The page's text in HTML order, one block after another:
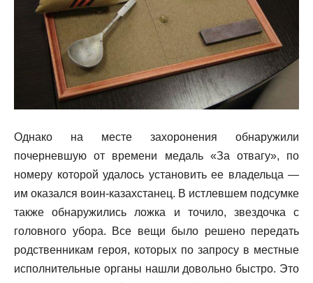
Однако на месте захоронения обнаружили
почерневшую от времени медаль «За отвагу», по
номеру которой удалось установить ее владельца —
им оказался воин-казахстанец. В истлевшем подсумке
также обнаружились ложка и точило, звездочка с
головного убора. Все вещи было решено передать
родственникам героя, которых по запросу в местные
исполнительные органы нашли довольно быстро. Это